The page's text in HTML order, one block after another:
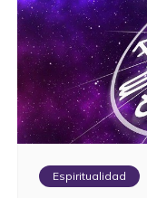
Espiritualidad